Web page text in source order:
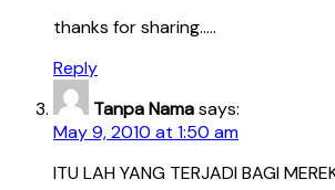
thanks for sharing…..
Reply
Tanpa Namasays:
May 9, 2010 at 1:50 am
ITU LAH YANG TERJADI BAGI